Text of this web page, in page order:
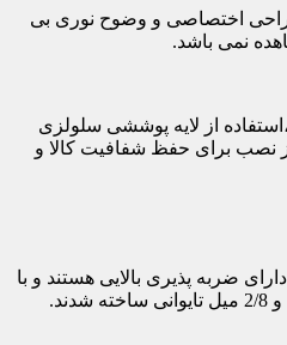
اختصاصی و وضوح نوری بی
نمی باشد.
از لایه پوششی سلولزی
نصب برای حفظ شفافیت کالا و
ضربه پذیری بالایی هستند و با